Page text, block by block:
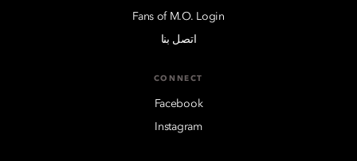
Fans of M.O. Login
اتصل بنا
CONNECT
Facebook
Instagram